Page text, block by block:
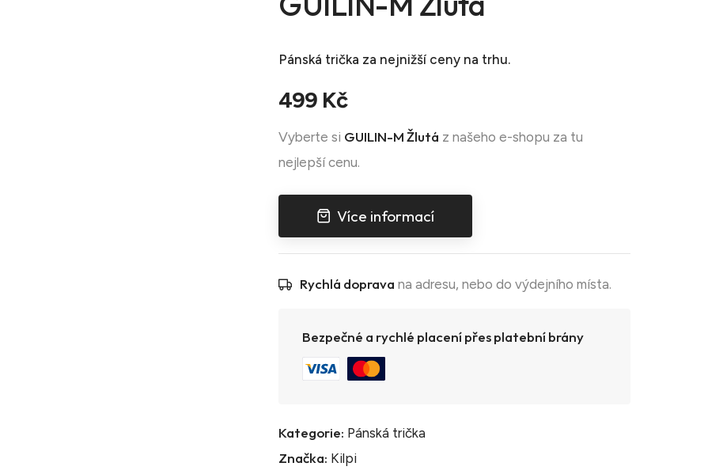
Pánská trička za nejnižší ceny na trhu.
499 Kč
Vyberte si GUILIN-M Žlutá z našeho e-shopu za tu
nejlepší cenu.
Více informací
Rychlá doprava na adresu, nebo do výdejního místa.
Bezpečné a rychlé placení přes platební brány
Kategorie: Pánská trička
Značka: Kilpi